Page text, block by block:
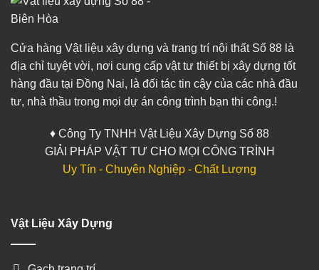
Cửa hàng Vật liệu xây dựng và trang trí nội thất Số 88 là
địa chỉ tuyệt vời, nơi cung cấp vật tư thiết bị xây dựng tốt
hàng đầu tại Đồng Nai, là đối tác tin cậy của các nhà đầu
tư, nhà thầu trong mọi dự án công trình bạn thi công.!
♦ Công Ty TNHH Vật Liệu Xây Dựng Số 88
GIẢI PHÁP VẬT TƯ CHO MỌI CÔNG TRÌNH
Uy Tín - Chuyên Nghiệp - Chất Lượng
Vật Liệu Xây Dựng